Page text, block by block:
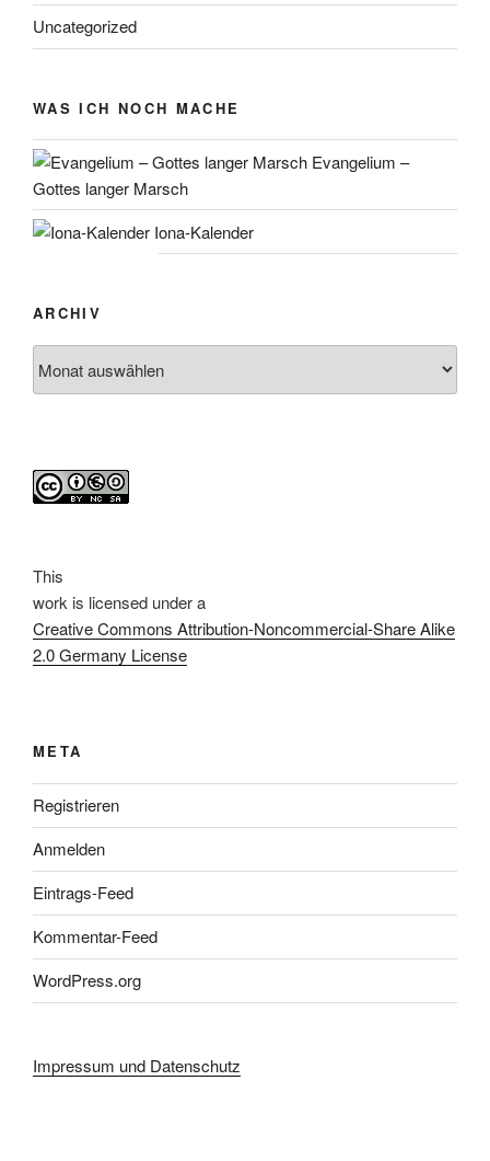
Uncategorized
WAS ICH NOCH MACHE
Evangelium –
Gottes langer Marsch
Iona-Kalender
ARCHIV
This
work is licensed under a
Creative Commons Attribution-Noncommercial-Share Alike
2.0 Germany License
META
Registrieren
Anmelden
Eintrags-Feed
Kommentar-Feed
WordPress.org
Impressum und Datenschutz